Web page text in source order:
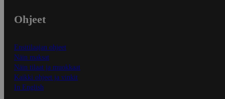
Ohjeet
Ensitilaajan ohjeet
Näin maksat
Näin tilaat ja muokkaat
Kaikki ohjeet ja vinkit
In English